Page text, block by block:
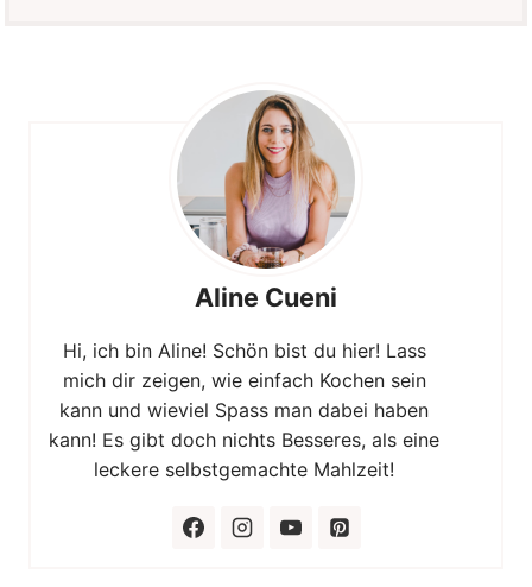
Aline Cueni
Hi, ich bin Aline! Schön bist du hier! Lass
mich dir zeigen, wie einfach Kochen sein
kann und wieviel Spass man dabei haben
kann! Es gibt doch nichts Besseres, als eine
leckere selbstgemachte Mahlzeit!